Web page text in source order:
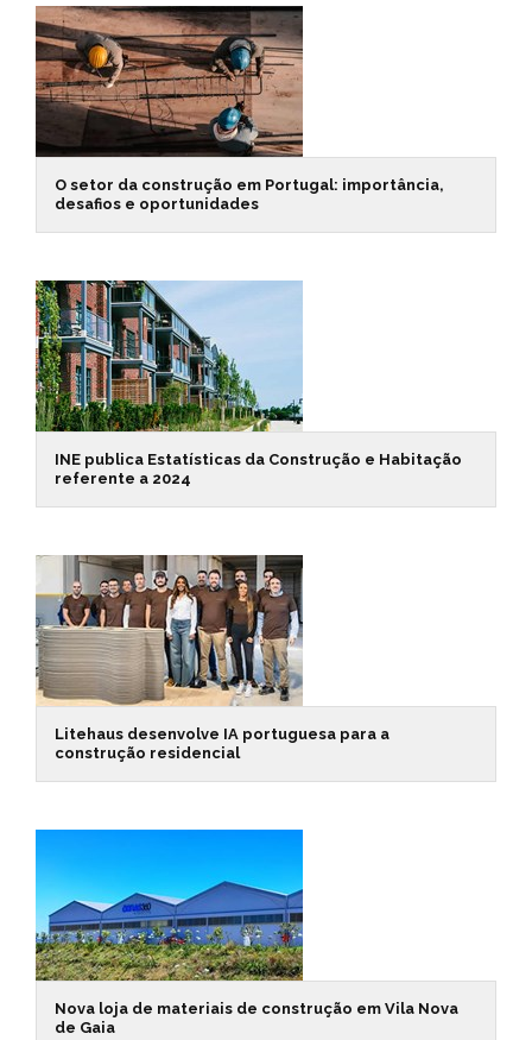
O setor da construção em Portugal: importância,
desafios e oportunidades
INE publica Estatísticas da Construção e Habitação
referente a 2024
Litehaus desenvolve IA portuguesa para a
construção residencial
Nova loja de materiais de construção em Vila Nova
de Gaia